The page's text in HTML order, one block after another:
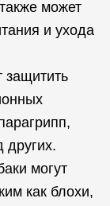
может
и ухода
защитить
других.
могут
как блохи,